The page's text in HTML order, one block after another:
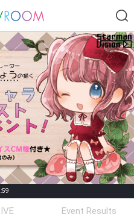
Goal
number of
positions
Rema
Event Results